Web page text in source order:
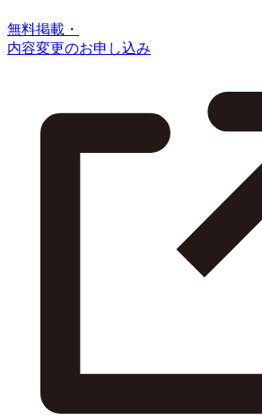
無料掲載・
内容変更のお申し込み